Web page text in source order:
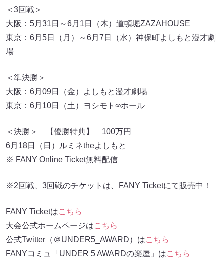
＜3回戦＞
大阪：5月31日～6月1日（木）道頓堀ZAZAHOUSE
東京：6月5日（月）～6月7日（水）神保町よしもと漫才劇
場
＜準決勝＞
大阪：6月09日（金）よしもと漫才劇場
東京：6月10日（土）ヨシモト∞ホール
＜決勝＞ 【優勝特典】 100万円
6月18日（日）ルミネtheよしもと
※ FANY Online Ticket無料配信
※2回戦、3回戦のチケットは、FANY Ticketにて販売中！
FANY Ticketはこちら
大会公式ホームページはこちら
公式Twitter（＠UNDER5_AWARD）はこちら
FANYコミュ「UNDER 5 AWARDの楽屋」はこちら